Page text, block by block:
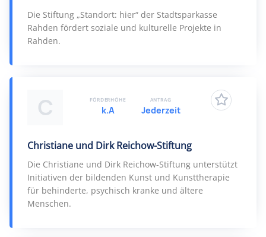
Die Stiftung „Standort: hier“ der Stadtsparkasse
Rahden fördert soziale und kulturelle Projekte in
Rahden.
C
Christiane und Dirk Reichow-Stiftung
Die Christiane und Dirk Reichow-Stiftung unterstützt
Initiativen der bildenden Kunst und Kunsttherapie
für behinderte, psychisch kranke und ältere
Menschen.
FÖRDERHÖHE
k.A
ANTRAG
Jederzeit